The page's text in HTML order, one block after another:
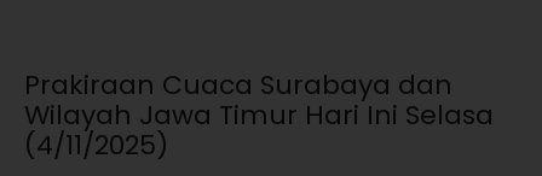
Prakiraan Cuaca Surabaya dan
Wilayah Jawa Timur Hari Ini Selasa
(4/11/2025)